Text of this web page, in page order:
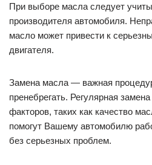
При выборе масла следует
производителя автомобиля.
масло может привести к
двигателя.
Замена масла — важная
пренебрегать. Регулярная
факторов, таких как качество
помогут Вашему автомобилю
без серьезных проблем.